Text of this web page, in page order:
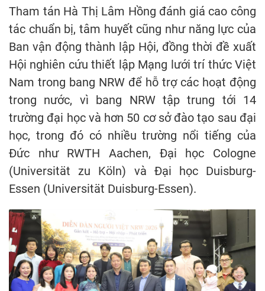
Tham tán Hà Thị Lâm Hồng đánh giá cao công
tác chuẩn bị, tâm huyết cũng như năng lực của
Ban vận động thành lập Hội, đồng thời đề xuất
Hội nghiên cứu thiết lập Mạng lưới trí thức Việt
Nam trong bang NRW để hỗ trợ các hoạt động
trong nước, vì bang NRW tập trung tới 14
trường đại học và hơn 50 cơ sở đào tạo sau đại
học, trong đó có nhiều trường nổi tiếng của
Đức như RWTH Aachen, Đại học Cologne
(Universität zu Köln) và Đại học Duisburg-
Essen (Universität Duisburg-Essen).